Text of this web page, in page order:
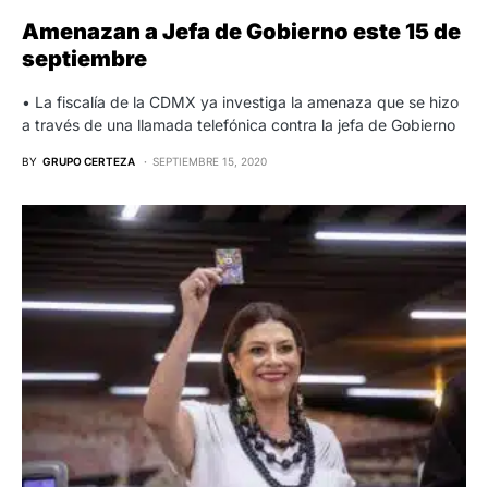
Amenazan a Jefa de Gobierno este 15 de
septiembre
• La fiscalía de la CDMX ya investiga la amenaza que se hizo
a través de una llamada telefónica contra la jefa de Gobierno
BY GRUPO CERTEZA SEPTIEMBRE 15, 2020